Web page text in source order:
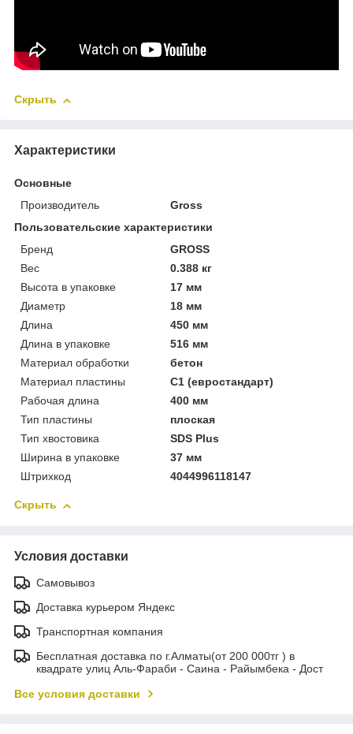
Скрыть
Характеристики
Основные
Производитель
Gross
Пользовательские характеристики
Бренд
GROSS
Вес
0.388 кг
Высота в упаковке
17 мм
Диаметр
18 мм
Длина
450 мм
Длина в упаковке
516 мм
Материал обработки
бетон
Материал пластины
С1 (евростандарт)
Рабочая длина
400 мм
Тип пластины
плоская
Тип хвостовика
SDS Plus
Ширина в упаковке
37 мм
Штрихкод
4044996118147
Скрыть
Условия доставки
Самовывоз
Доставка курьером Яндекс
Транспортная компания
Бесплатная доставка по г.Алматы(от 200 000тг ) в
квадрате улиц Аль-Фараби - Саина - Райымбека - Дост
Все условия доставки